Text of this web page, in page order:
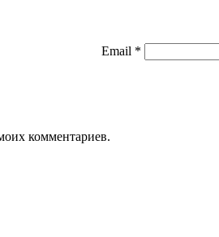
Email *
комментариев.